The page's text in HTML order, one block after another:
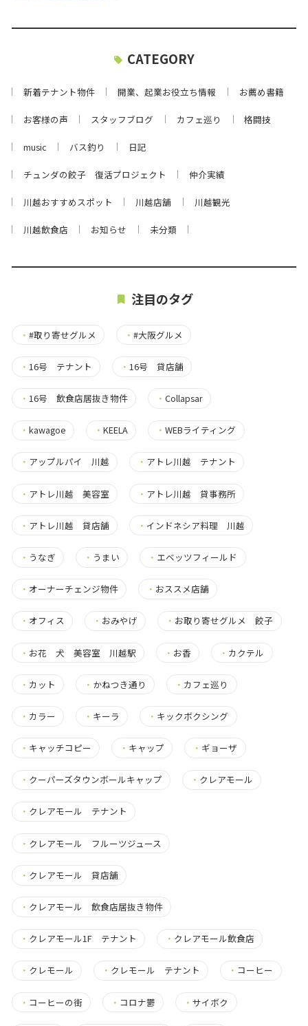
CATEGORY
新着テナント物件 開業、起業お役立ち情報 お薦め書籍
お客様の声 スタッフブログ カフェ巡り 格闘技
music バス釣り 日記
チュンダの餃子 復活プロジェクト 仲介実績
川越おすすめスポット 川越店舗 川越観光
川越飲食店 お知らせ 未分類
注目のタグ
・ #取り寄せグルメ ・#大阪グルメ
・ 16号 テナント ・16号 貸店舗
・ 16号 飲食店居抜き物件 ・Collapsar
・ kawagoe ・KEELA ・WEBライティング
・ アップルパイ 川越 ・ アトレ川越 テナント
・ アトレ川越 美容室 ・ アトレ川越 貸事務所
・ アトレ川越 貸店舗 ・ インドネシア料理 川越
・ うなぎ ・ うまい ・ エベッツフィールド
・ オーナーチェンジ物件 ・ おススメ店舗
・ オフィス ・ おみやげ ・ お取り寄せグルメ 餃子
・ お花 犬 美容室 川越駅 ・ お香 ・ カクテル
・ カット ・ かねつき通り ・ カフェ巡り
・ カラー ・ キーラ ・ キックボクシング
・ キャッチコピー ・ キャップ ・ ギョーザ
・ クーパーズタウンボールキャップ ・ クレアモール
・ クレアモール テナント
・ クレアモール フルーツジュース
・ クレアモール 貸店舗
・ クレアモール 飲食店居抜き物件
・ クレアモール1F テナント ・ クレアモール飲食店
・ クレモール ・ クレモール テナント ・ コーヒー
・ コーヒーの街 ・ コロナ鬱 ・サイボク